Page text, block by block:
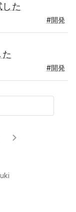
た
#開発
#開発